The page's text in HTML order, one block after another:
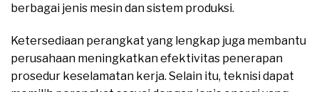
berbagai jenis mesin dan sistem produksi.
Ketersediaan perangkat yang lengkap juga membantu
perusahaan meningkatkan efektivitas penerapan
prosedur keselamatan kerja. Selain itu, teknisi dapat